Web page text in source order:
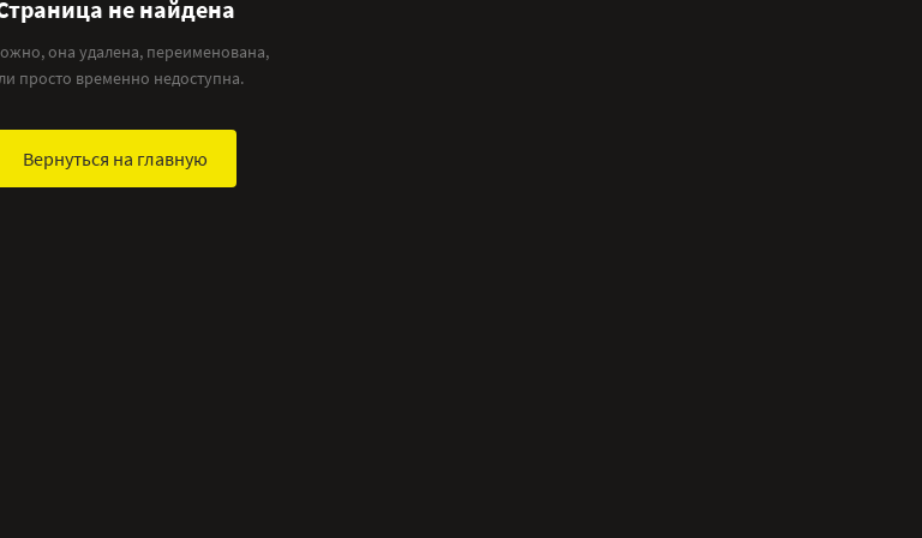
не найдена
она удалена, переименована,
просто временно недоступна.
Вернуться на главную